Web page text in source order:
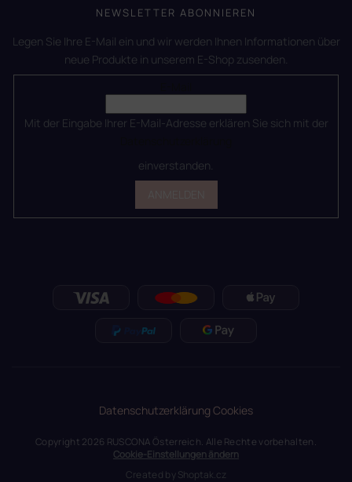
NEWSLETTER ABONNIEREN
Legen Sie Ihre E-Mail ein und wir werden Ihnen Informationen über
neue Produkte in unserem E-Shop zusenden.
Mit der Eingabe Ihrer E-Mail-Adresse erklären Sie sich mit der
einverstanden.
DatenschutzerklärungCookies
Copyright 2026 RUSCONA Österreich. Alle Rechte vorbehalten.
Cookie-Einstellungen ändern
Created byShoptak.cz